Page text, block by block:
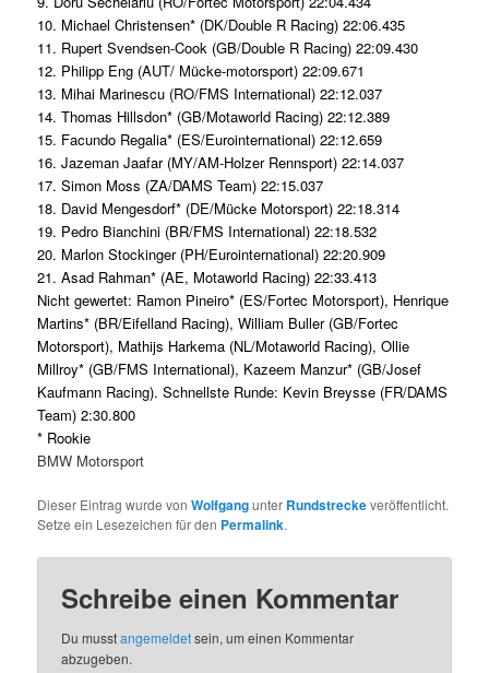
10. Michael Christensen* (DK/Double R Racing) 22:06.435
11. Rupert Svendsen-Cook (GB/Double R Racing) 22:09.430
12. Philipp Eng (AUT/ Mücke-motorsport) 22:09.671
13. Mihai Marinescu (RO/FMS International) 22:12.037
14. Thomas Hillsdon* (GB/Motaworld Racing) 22:12.389
15. Facundo Regalia* (ES/Eurointernational) 22:12.659
16. Jazeman Jaafar (MY/AM-Holzer Rennsport) 22:14.037
17. Simon Moss (ZA/DAMS Team) 22:15.037
18. David Mengesdorf* (DE/Mücke Motorsport) 22:18.314
19. Pedro Bianchini (BR/FMS International) 22:18.532
20. Marlon Stockinger (PH/Eurointernational) 22:20.909
21. Asad Rahman* (AE, Motaworld Racing) 22:33.413
Nicht gewertet: Ramon Pineiro* (ES/Fortec Motorsport), Henrique
Martins* (BR/Eifelland Racing), William Buller (GB/Fortec
Motorsport), Mathijs Harkema (NL/Motaworld Racing), Ollie
Millroy* (GB/FMS International), Kazeem Manzur* (GB/Josef
Kaufmann Racing). Schnellste Runde: Kevin Breysse (FR/DAMS
Team) 2:30.800
* Rookie
BMW Motorsport
Dieser Eintrag wurde vonWolfgangunter Rundstreckeveröffentlicht.
Setze ein Lesezeichen für den Permalink.
Schreibe einen Kommentar
Du musstangemeldetsein, um einen Kommentar
abzugeben.